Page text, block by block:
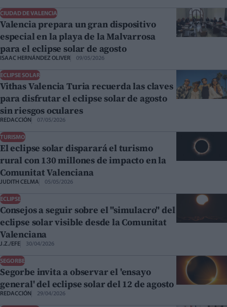
CIUDAD DE VALENCIA
Valencia prepara un gran dispositivo
especial en la playa de la Malvarrosa
para el eclipse solar de agosto
ISAAC HERNÁNDEZ OLIVER 09/05/2026
ECLIPSE SOLAR
Vithas Valencia Turia recuerda las claves
para disfrutar el eclipse solar de agosto
sin riesgos oculares
REDACCIÓN 07/05/2026
TURISMO
El eclipse solar disparará el turismo
rural con 130 millones de impacto en la
Comunitat Valenciana
JUDITH CELMA 05/05/2026
ECLIPSE
Consejos a seguir sobre el "simulacro" del
eclipse solar visible desde la Comunitat
Valenciana
J.Z./EFE 30/04/2026
SEGORBE
Segorbe invita a observar el 'ensayo
general' del eclipse solar del 12 de agosto
REDACCIÓN 29/04/2026